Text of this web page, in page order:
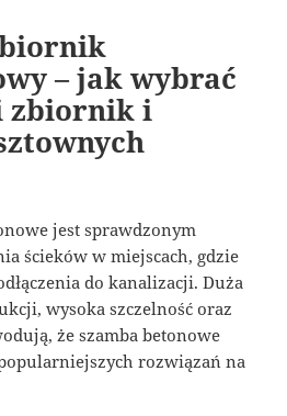
– jak wybrać
zbiornik i
jest sprawdzonym
ścieków w miejscach, gdzie
do kanalizacji. Duża
wysoka szczelność oraz
że szamba betonowe
rozwiązań na